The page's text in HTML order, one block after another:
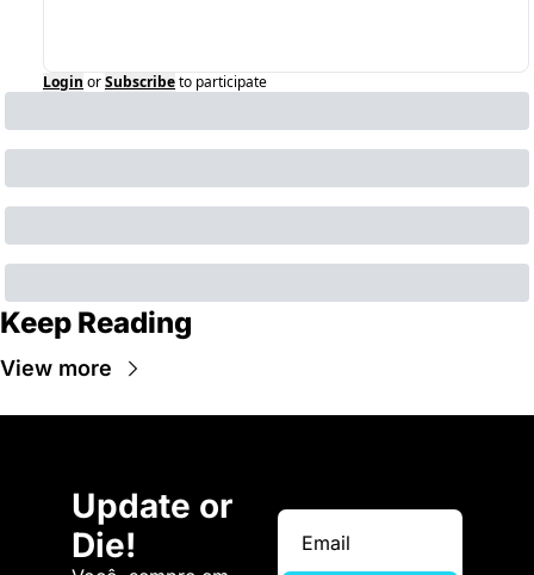
Login orSubscribeto participate
Keep Reading
View more
Update or
Die!